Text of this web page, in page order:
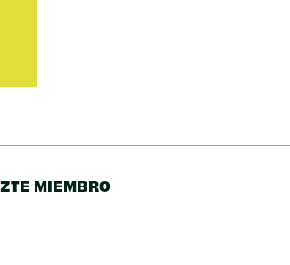
MIEMBRO